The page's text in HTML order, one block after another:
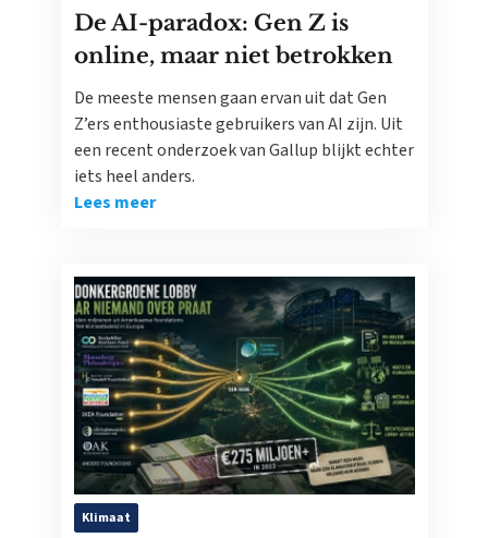
De AI-paradox: Gen Z is
online, maar niet betrokken
De meeste mensen gaan ervan uit dat Gen
Z’ers enthousiaste gebruikers van AI zijn. Uit
een recent onderzoek van Gallup blijkt echter
iets heel anders.
Lees meer
Klimaat